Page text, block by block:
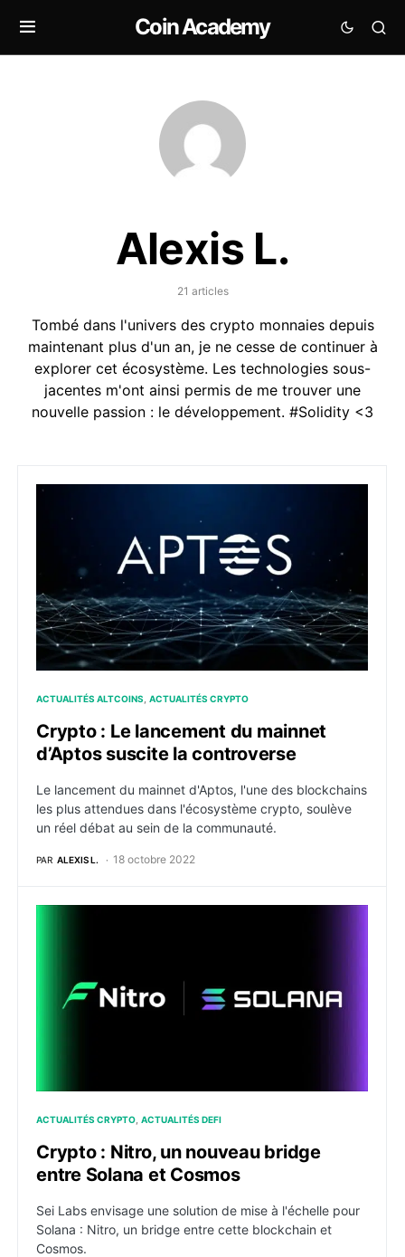
Coin Academy
Alexis L.
21 articles
Tombé dans l'univers des crypto monnaies depuis
maintenant plus d'un an, je ne cesse de continuer à
explorer cet écosystème. Les technologies sous-
jacentes m'ont ainsi permis de me trouver une
nouvelle passion : le développement. #Solidity <3
Crypto : Le lancement du mainnet d’Aptos suscite la
ACTUALITÉS ALTCOINS ACTUALITÉS CRYPTO
Crypto : Le lancement du mainnet
d’Aptos suscite la controverse
Le lancement du mainnet d'Aptos, l'une des blockchains
les plus attendues dans l'écosystème crypto, soulève
un réel débat au sein de la communauté.
PAR ALEXIS L. 18 octobre 2022
ACTUALITÉS CRYPTO ACTUALITÉS DEFI
Crypto : Nitro, un nouveau bridge
entre Solana et Cosmos
Sei Labs envisage une solution de mise à l'échelle pour
Solana : Nitro, un bridge entre cette blockchain et
Cosmos.